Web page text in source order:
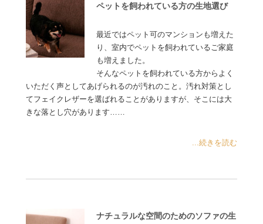
ペットを飼われている方の生地選び
最近ではペット可のマンションも増えた
り、室内でペットを飼われているご家庭
も増えました。
そんなペットを飼われている方からよく
いただく声としてあげられるのが汚れのこと。汚れ対策とし
てフェイクレザーを選ばれることがありますが、そこには大
きな落とし穴があります……
...続きを読む
ナチュラルな空間のためのソファの生